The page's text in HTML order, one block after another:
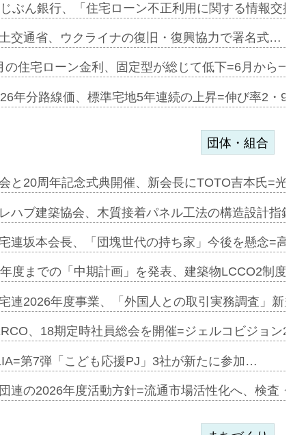
合型の賃…
ンカフェ…
協業=お互…
コリビング…
ぶん銀行、「住宅ローン不正利用に関する情報交換
交通省、ウクライナの復旧・復興協力で署名式…
の住宅ローン金利、固定型が総じて低下=6月から一
年分路線価、標準宅地5年連続の上昇=伸び率2・
を提案=P…
ンビ…
加=リンナ…
見込む=…
開始=三協…
団体・組合
と20周年記念式典開催、新会長にTOTO吉本氏=光
ハブ建築協会、木質接着パネル工法の構造設計指針
連坂本会長、「団塊世代の持ち家」今後を懸念=高
度までの「中期計画」を発表、建築物LCCO2制度
連2026年度事業、「外国人との取引実務調査」新規
、18期定時社員総会を開催=ジェルコビジョン
第7弾「こども応援PJ」3社が新たに参加…
連の2026年度活動方針=流通市場活性化へ、検査・